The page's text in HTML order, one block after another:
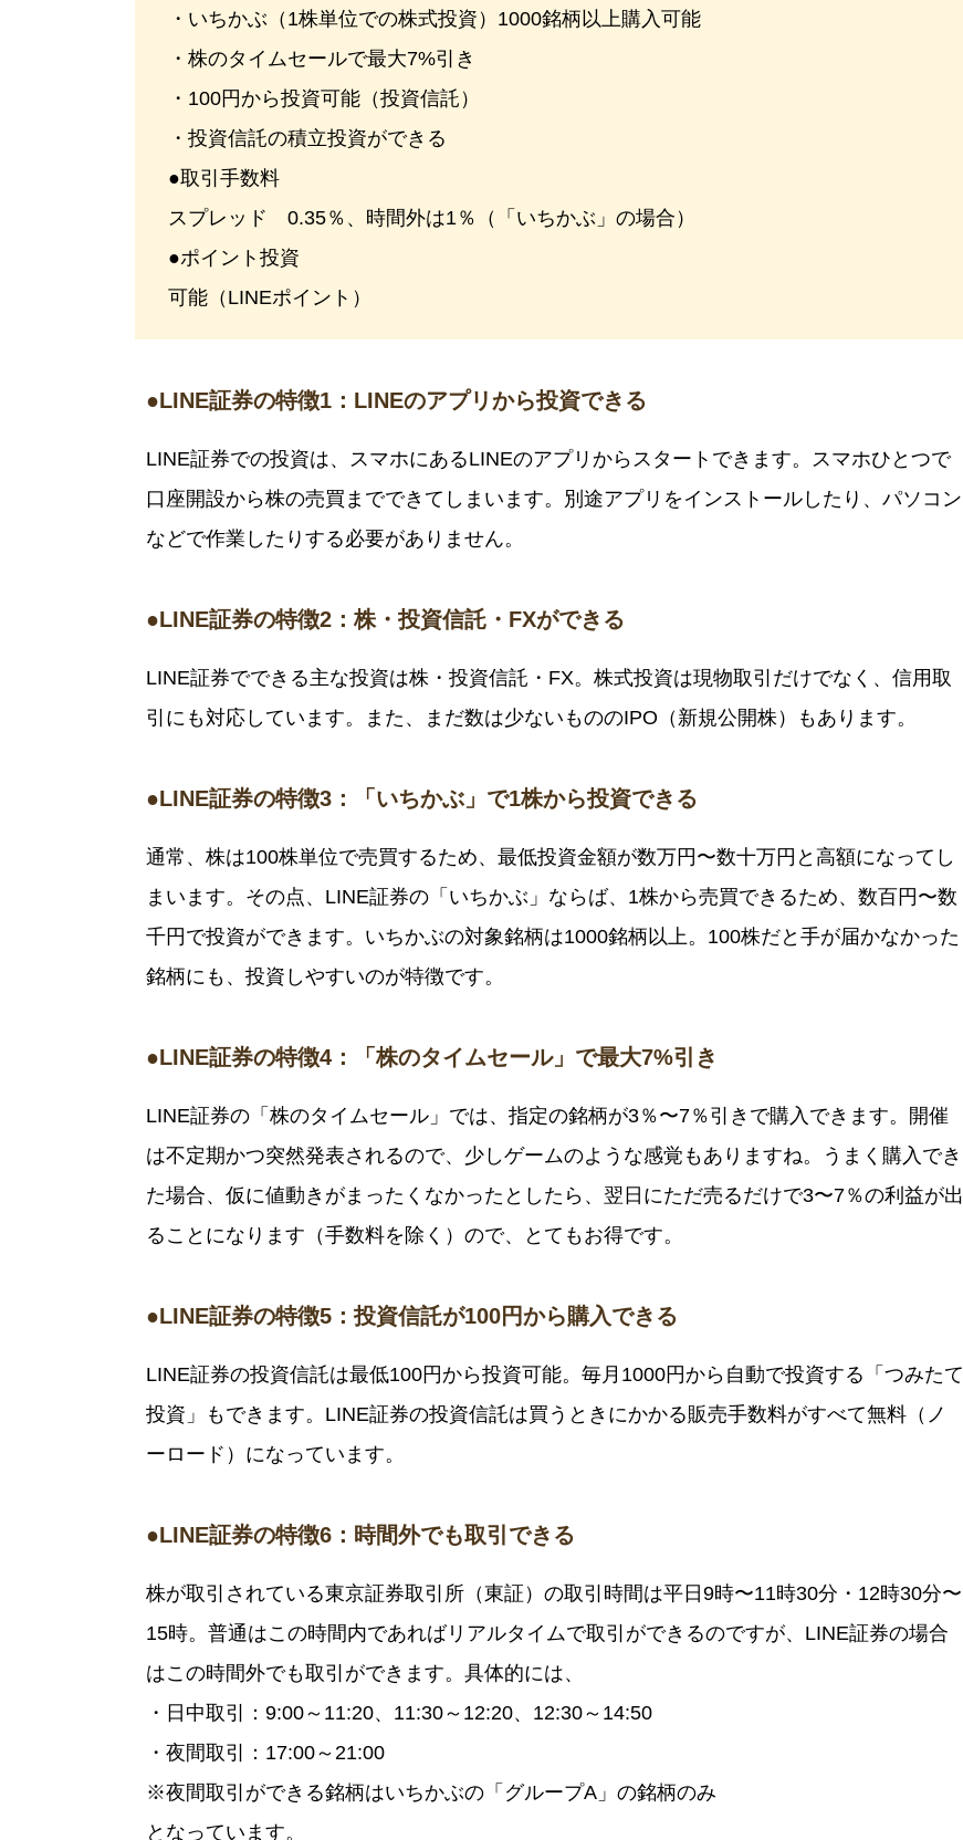
・いちかぶ（1株単位での株式投資）1000銘柄以上購入可能
・株のタイムセールで最大7%引き
・100円から投資可能（投資信託）
・投資信託の積立投資ができる
●取引手数料
スプレッド 0.35％、時間外は1％（「いちかぶ」の場合）
●ポイント投資
可能（LINEポイント）
●LINE証券の特徴1：LINEのアプリから投資できる
LINE証券での投資は、スマホにあるLINEのアプリからスタートできます。スマホひとつで
口座開設から株の売買までできてしまいます。別途アプリをインストールしたり、パソコン
などで作業したりする必要がありません。
●LINE証券の特徴2：株・投資信託・FXができる
LINE証券でできる主な投資は株・投資信託・FX。株式投資は現物取引だけでなく、信用取
引にも対応しています。また、まだ数は少ないもののIPO（新規公開株）もあります。
●LINE証券の特徴3：「いちかぶ」で1株から投資できる
通常、株は100株単位で売買するため、最低投資金額が数万円〜数十万円と高額になってし
まいます。その点、LINE証券の「いちかぶ」ならば、1株から売買できるため、数百円〜数
千円で投資ができます。いちかぶの対象銘柄は1000銘柄以上。100株だと手が届かなかった
銘柄にも、投資しやすいのが特徴です。
●LINE証券の特徴4：「株のタイムセール」で最大7%引き
LINE証券の「株のタイムセール」では、指定の銘柄が3％〜7％引きで購入できます。開催
は不定期かつ突然発表されるので、少しゲームのような感覚もありますね。うまく購入でき
た場合、仮に値動きがまったくなかったとしたら、翌日にただ売るだけで3〜7％の利益が出
ることになります（手数料を除く）ので、とてもお得です。
●LINE証券の特徴5：投資信託が100円から購入できる
LINE証券の投資信託は最低100円から投資可能。毎月1000円から自動で投資する「つみたて
投資」もできます。LINE証券の投資信託は買うときにかかる販売手数料がすべて無料（ノ
ーロード）になっています。
●LINE証券の特徴6：時間外でも取引できる
株が取引されている東京証券取引所（東証）の取引時間は平日9時〜11時30分・12時30分〜
15時。普通はこの時間内であればリアルタイムで取引ができるのですが、LINE証券の場合
はこの時間外でも取引ができます。具体的には、
・日中取引：9:00～11:20、11:30～12:20、12:30～14:50
・夜間取引：17:00～21:00
※夜間取引ができる銘柄はいちかぶの「グループA」の銘柄のみ
となっています。